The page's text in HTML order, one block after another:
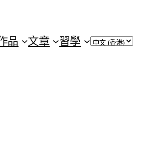
品 文章 習學
Choose